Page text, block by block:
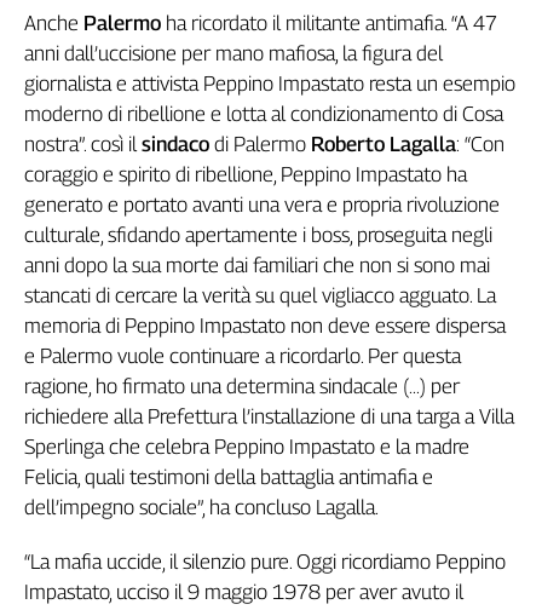
in
Progress
L'Italia
nel
Lavoro
Territori
Abruzzo-
Molise
Alto
Adige
Basilicata
Calabria
Campania
Emilia-
Romagna
Friuli
Giulia
Lazio
Anche Palermo ha ricordato il militante antimafia. “A 47
anni dall’uccisione per mano mafiosa, la figura del
giornalista e attivista Peppino Impastato resta un esempio
moderno di ribellione e lotta al condizionamento di Cosa
nostra”. così ilsindaco di Palermo Roberto Lagalla: “Con
coraggio e spirito di ribellione, Peppino Impastato ha
generato e portato avanti una vera e propria rivoluzione
culturale, sfidando apertamente i boss, proseguita negli
anni dopo la sua morte dai familiari che non si sono mai
stancati di cercare la verità su quel vigliacco agguato. La
memoria di Peppino Impastato non deve essere dispersa
e Palermo vuole continuare a ricordarlo. Per questa
ragione, ho firmato una determina sindacale (...) per
richiedere alla Prefettura l’installazione di una targa a Villa
Sperlinga che celebra Peppino Impastato e la madre
Felicia, quali testimoni della battaglia antimafia e
dell’impegno sociale”, ha concluso Lagalla.
“La mafia uccide, il silenzio pure. Oggi ricordiamo Peppino
Impastato, ucciso il 9 maggio 1978 per aver avuto il